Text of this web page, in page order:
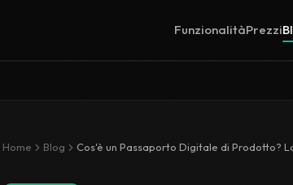
FunzionalitàPrezzi
Home Blog